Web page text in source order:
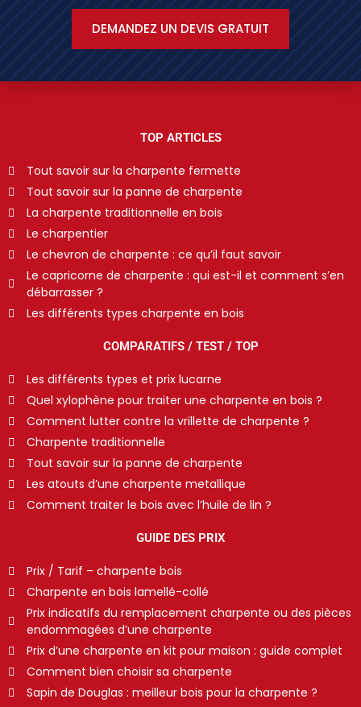
DEMANDEZ UN DEVIS GRATUIT
TOP ARTICLES
Tout savoir sur la charpente fermette
Tout savoir sur la panne de charpente
La charpente traditionnelle en bois
Le charpentier
Le chevron de charpente : ce qu’il faut savoir
Le capricorne de charpente : qui est-il et comment s’en
débarrasser ?
Les différents types charpente en bois
COMPARATIFS / TEST / TOP
Les différents types et prix lucarne
Quel xylophène pour traiter une charpente en bois ?
Comment lutter contre la vrillette de charpente ?
Charpente traditionnelle
Tout savoir sur la panne de charpente
Les atouts d’une charpente metallique
Comment traiter le bois avec l’huile de lin ?
GUIDE DES PRIX
Prix / Tarif – charpente bois
Charpente en bois lamellé-collé
Prix indicatifs du remplacement charpente ou des pièces
endommagées d’une charpente
Prix d’une charpente en kit pour maison : guide complet
Comment bien choisir sa charpente
Sapin de Douglas : meilleur bois pour la charpente ?